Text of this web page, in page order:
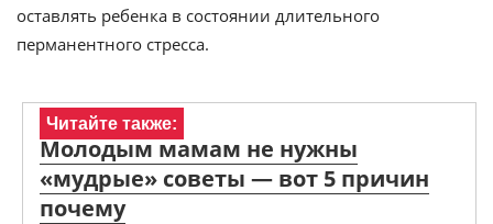
оставлять ребенка в состоянии длительного
перманентного стресса.
Читайте также:
Молодым мамам не нужны
«мудрые» советы — вот 5 причин
почему